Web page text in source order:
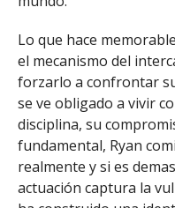
Lo que hace
el mecanismo del
forzarlo a confrontar
se ve obligado a vivir
disciplina, su
fundamental, Ryan
realmente y si es
actuación captura la